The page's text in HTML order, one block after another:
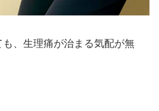
、生理痛が治まる気配が無